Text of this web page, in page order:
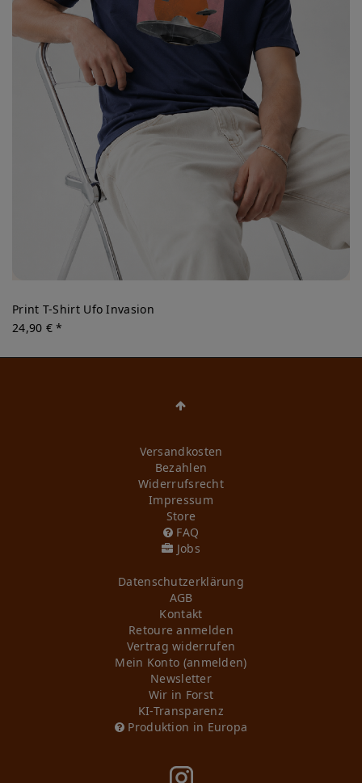
Print T-Shirt Ufo Invasion
24,90 € *
Versandkosten
Bezahlen
Widerrufs­recht
Impressum
Store
FAQ
Jobs
Daten­schutz­erklärung
AGB
Kontakt
Retoure anmelden
Vertrag widerrufen
Mein Konto (anmelden)
Newsletter
Wir in Forst
KI-Transparenz
Produktion in Europa